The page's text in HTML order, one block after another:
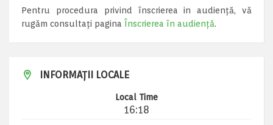
Pentru procedura privind înscrierea in audiență, vă
rugăm consultați pagina Înscrierea în audiență.
INFORMAȚII LOCALE
Local Time
16:18